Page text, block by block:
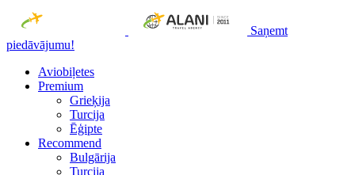
Saņemt
piedāvājumu!
Aviobiļetes
Premium
Grieķija
Turcija
Ēģipte
Recommend
Bulgārija
Turcija